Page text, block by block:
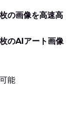
の画像を高速高
のAIアート画像
能